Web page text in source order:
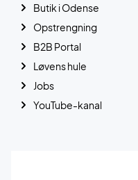
Butik i Odense
Opstrengning
B2B Portal
Løvens hule
Jobs
YouTube-kanal